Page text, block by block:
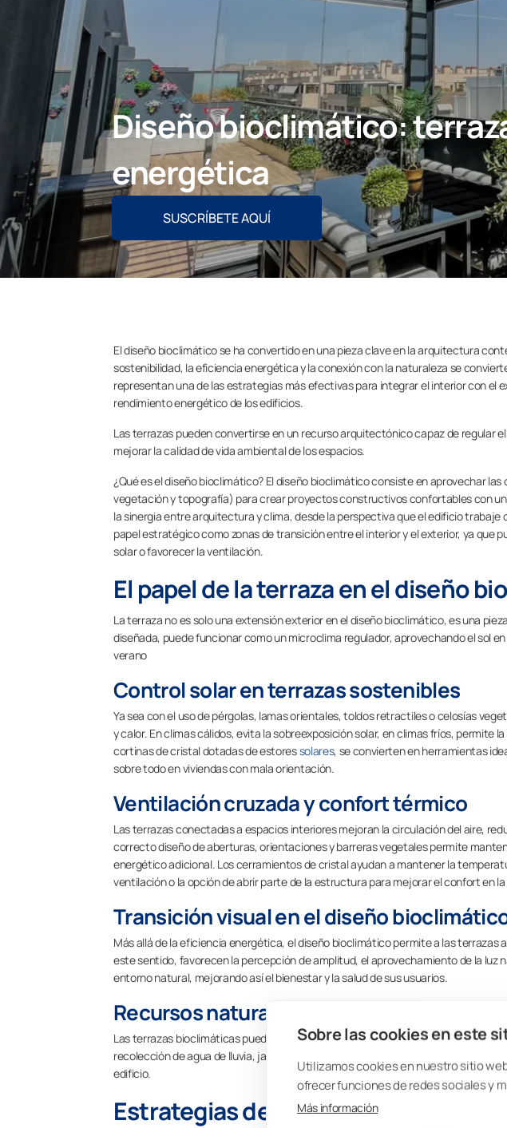
Sobre las cookies en este
Utilizamos cookies en nuestro sitio
ofrecer funciones de redes sociales y
Más información
Diseño bioclimático:
energética
SUSCRÍBETE AQUÍ
El diseño bioclimático se ha convertido en una pieza clave en la arquitectura
sostenibilidad, la eficiencia energética y la conexión con la naturaleza se
representan una de las estrategias más efectivas para integrar el interior con el
rendimiento energético de los edificios.
Las terrazas pueden convertirse en un recurso arquitectónico capaz de regular
mejorar la calidad de vida ambiental de los espacios.
¿Qué es el diseño bioclimático? El diseño bioclimático consiste en aprovechar
vegetación y topografía) para crear proyectos constructivos confortables con
la sinergia entre arquitectura y clima, desde la perspectiva que el edificio trabaje
papel estratégico como zonas de transición entre el interior y el exterior, ya que
solar o favorecer la ventilación.
El papel de la terraza en el diseño
La terraza no es solo una extensión exterior en el diseño bioclimático, es una
diseñada, puede funcionar como un microclima regulador, aprovechando el sol
verano
Control solar en terrazas sostenibles
Ya sea con el uso de pérgolas, lamas orientales, toldos retractiles o celosías
y calor. En climas cálidos, evita la sobreexposición solar, en climas fríos, permite
cortinas de cristal dotadas de estoressolares, se convierten en herramientas
sobre todo en viviendas con mala orientación.
Ventilación cruzada y confort térmico
Las terrazas conectadas a espacios interiores mejoran la circulación del aire,
correcto diseño de aberturas, orientaciones y barreras vegetales permite
energético adicional. Los cerramientos de cristal ayudan a mantener la
ventilación o la opción de abrir parte de la estructura para mejorar el confort en
Transición visual en el diseño
Más allá de la eficiencia energética, el diseño bioclimático permite a las terrazas
este sentido, favorecen la percepción de amplitud, el aprovechamiento de la luz
entorno natural, mejorando así el bienestar y la salud de sus usuarios.
Recursos naturales en la arquitectura
Las terrazas bioclimáticas pueden incorporar sistemas que ayuden aaprovechar
recolección de agua de lluvia, jardines verticales o paneles solares integrados,
edificio.
Estrategias de diseño bioclimáticos